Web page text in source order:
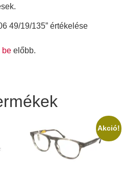
49/19/135” értékelése
be előbb.
Akció!